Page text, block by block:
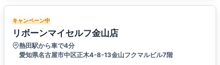
キャンペーン中
リボーンマイセルフ金山店
熱田駅から車で4分
愛知県名古屋市中区正木4-8-13金山フクマルビル7階